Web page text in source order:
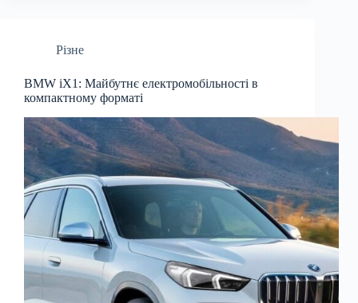
Різне
BMW iX1: Майбутнє електромобільності в
компактному форматі